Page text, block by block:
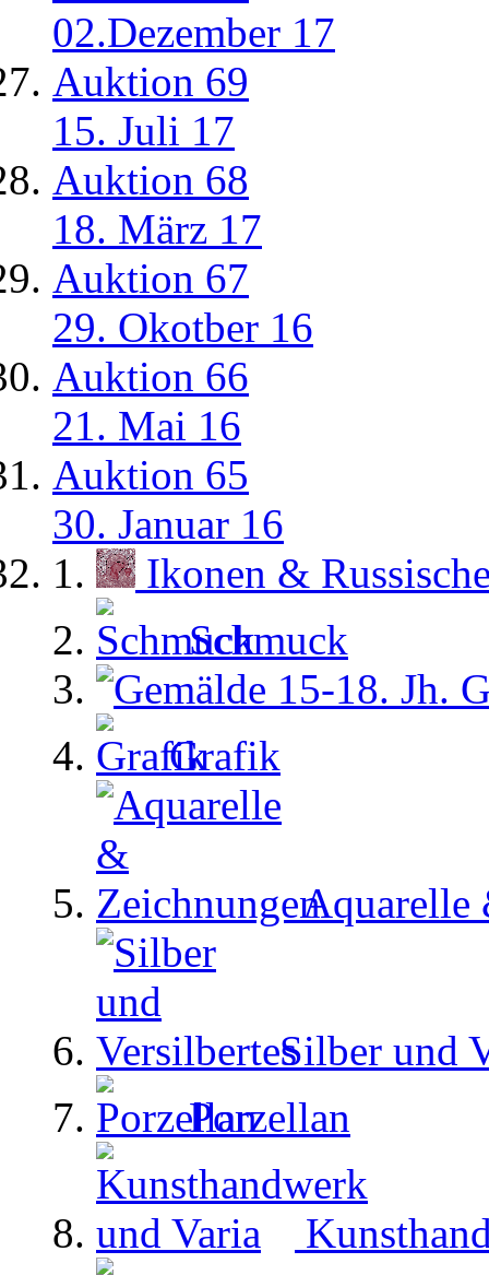
02.Dezember 17
Auktion 69
15. Juli 17
Auktion 68
18. März 17
Auktion 67
29. Okotber 16
Auktion 66
21. Mai 16
Auktion 65
30. Januar 16
Ikonen &
Schmuck
Grafik
Aquarelle
Silber und
Porzellan